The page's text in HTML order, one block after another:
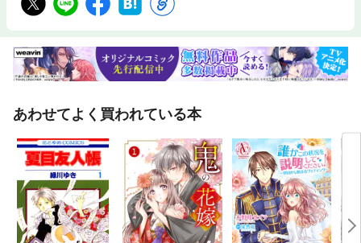
あわせてよく買われている本